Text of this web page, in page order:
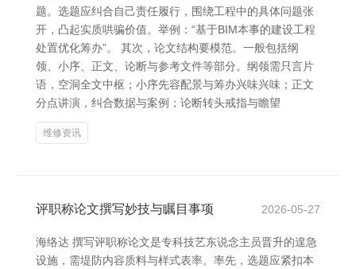
题。选题应纠合自己责任履行，围绕工程中的具体问题张
开，凸起实质哄骗价值。举例：“基于BIM本事的建设工程
处置优化筹办”。 其次，论文结构要模范。一般包括纲
领、小序、正文、论断与参考文件等部分。纲领需只言片
语，空洞全文中枢；小序先容配景与筹办兴味兴味；正文
分点讲演，纠合数据与案例；论断转头戒指与瞻望
维修资讯
评职称论文撰写妙技与瞩目事项 2026-05-27
海络达 撰写评职称论文是专科技艺东说念主员晋升的遑急
设施，需堤防内容质料与样式表率。率先，选题应紧扣本